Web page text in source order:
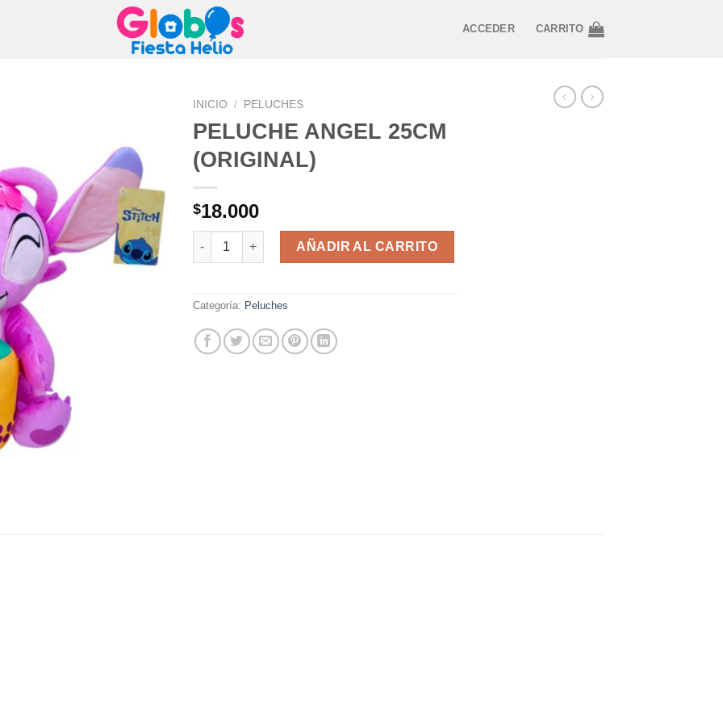
ACCEDER CARRITO
INICIO / PELUCHES
PELUCHE ANGEL 25CM
(ORIGINAL)
$18.000
PELUCHE ANGEL 25CM (ORIGINAL) cantidad
AÑADIR AL CARRITO
Categoría: Peluches